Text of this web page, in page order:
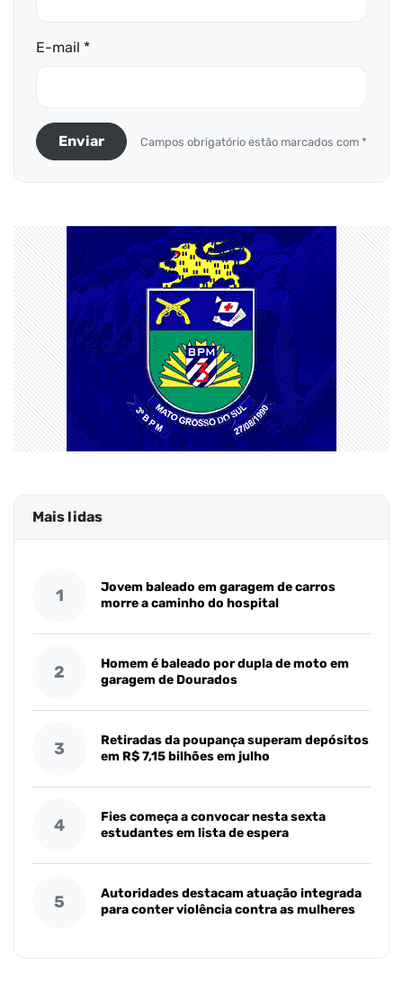
E-mail *
Enviar Campos obrigatório estão marcados com *
Mais lidas
1
Jovem baleado em garagem de carros
morre a caminho do hospital
2
Homem é baleado por dupla de moto em
garagem de Dourados
3
Retiradas da poupança superam depósitos
em R$ 7,15 bilhões em julho
4
Fies começa a convocar nesta sexta
estudantes em lista de espera
5
Autoridades destacam atuação integrada
para conter violência contra as mulheres